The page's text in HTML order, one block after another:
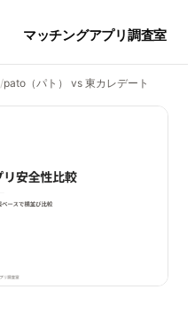
マッチングアプリ調査室
/pato（パト） vs 東カレデート